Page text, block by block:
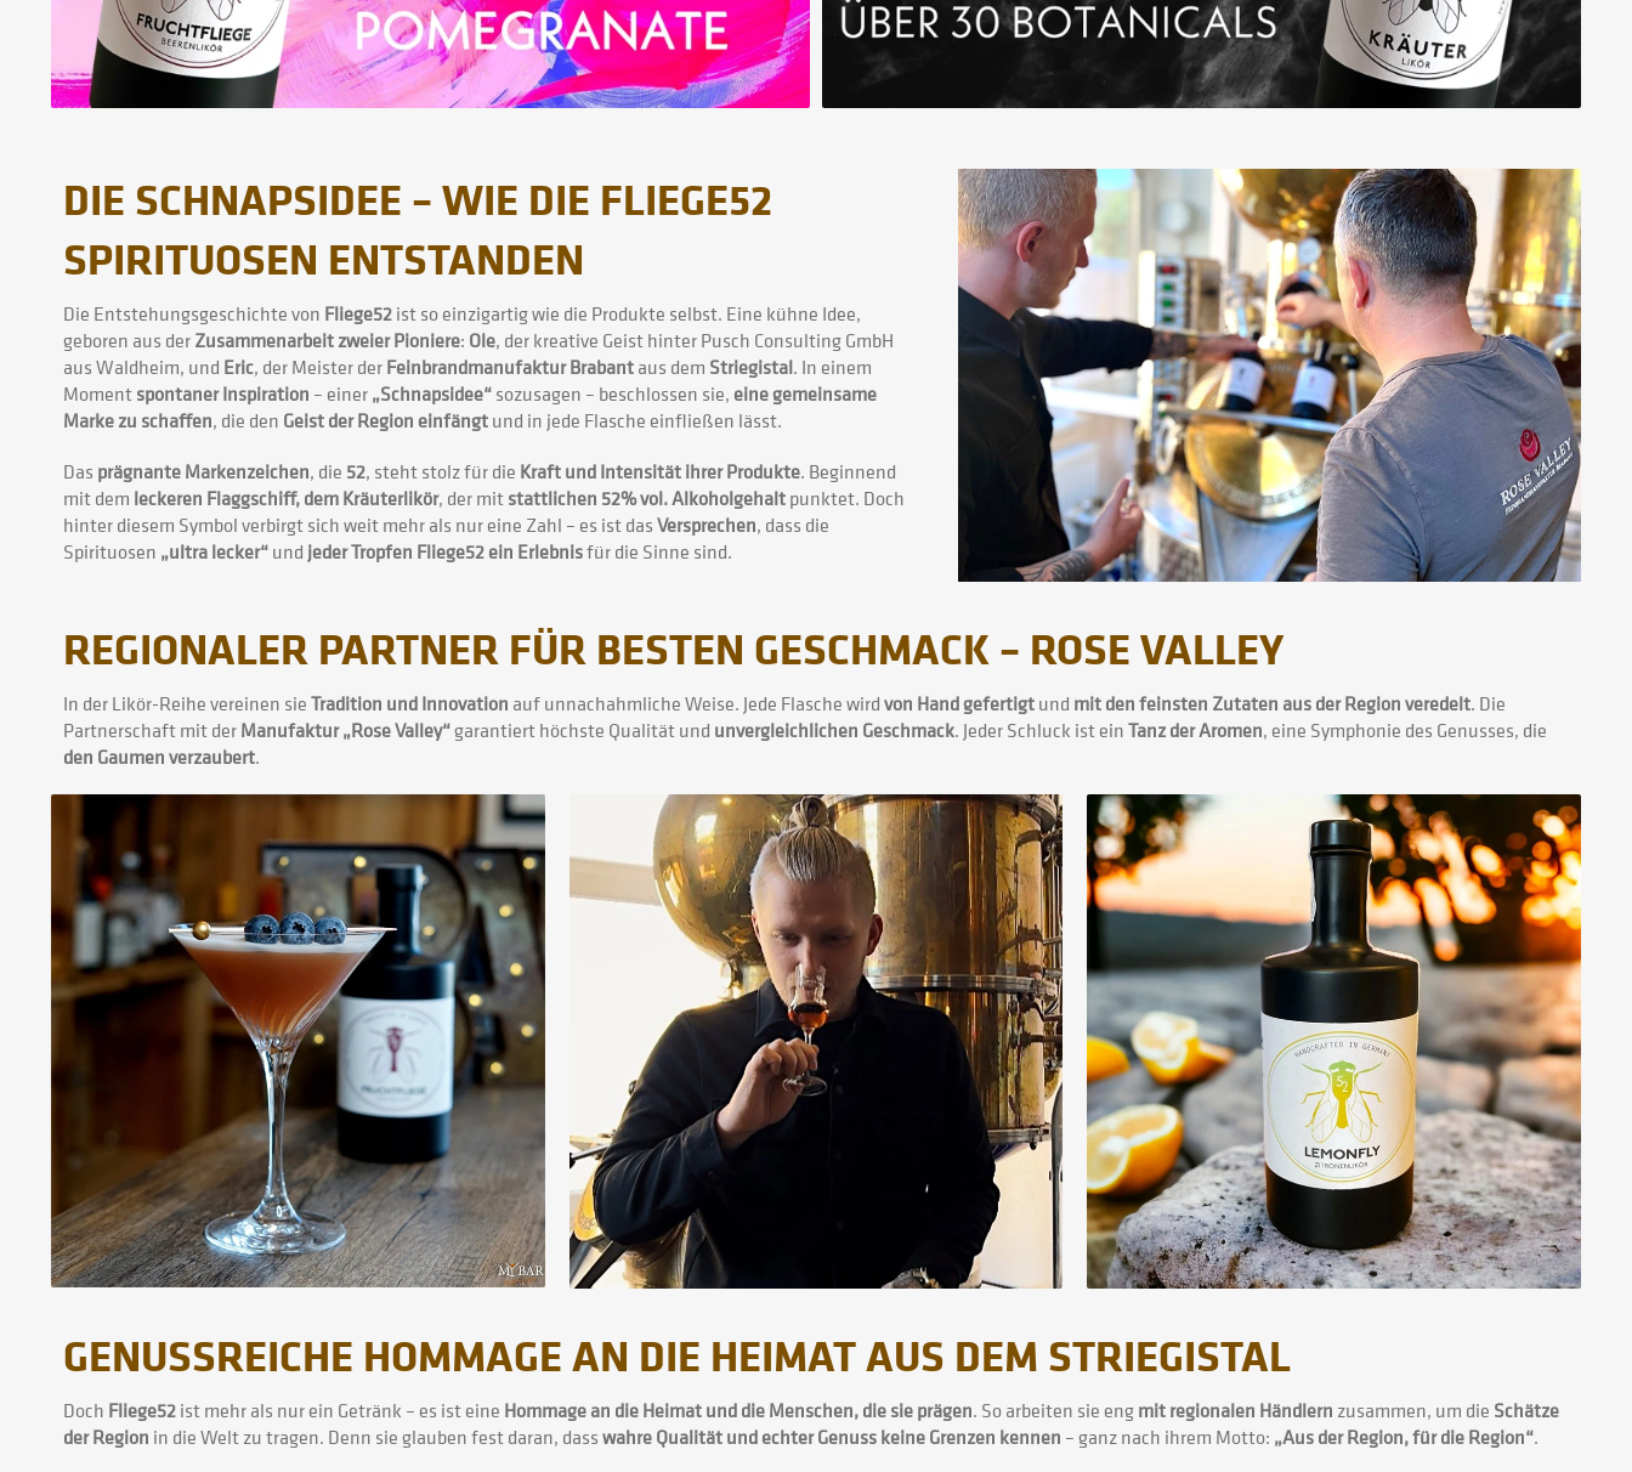
DIE SCHNAPSIDEE – WIE DIE FLIEGE52
SPIRITUOSEN ENTSTANDEN
Die Entstehungsgeschichte von Fliege52ist so einzigartig wie die Produkte selbst. Eine kühne Idee,
geboren aus derZusammenarbeit zweier Pioniere: Ole, der kreative Geist hinter Pusch Consulting GmbH
aus Waldheim, und Eric, der Meister derFeinbrandmanufaktur Brabantaus dem Striegistal. In einem
Momentspontaner Inspiration – einer„Schnapsidee“sozusagen – beschlossen sie, eine gemeinsame
Marke zu schaffen, die den Geist der Region einfängtund in jede Flasche einfließen lässt.
Das prägnante Markenzeichen, die 52, steht stolz für die Kraft und Intensität ihrer Produkte. Beginnend
mit dem leckeren Flaggschiff, dem Kräuterlikör, der mitstattlichen 52% vol. Alkoholgehaltpunktet. Doch
hinter diesem Symbol verbirgt sich weit mehr als nur eine Zahl – es ist dasVersprechen, dass die
Spirituosen „ultra lecker“und jeder Tropfen Fliege52 ein Erlebnisfür die Sinne sind.
REGIONALER PARTNER FÜR BESTEN GESCHMACK – ROSE VALLEY
In der Likör-Reihe vereinen sieTradition und Innovation auf unnachahmliche Weise. Jede Flasche wirdvon Hand gefertigtund mit den feinsten Zutaten aus der Region veredelt. Die
Partnerschaft mit derManufaktur „Rose Valley“garantiert höchste Qualität und unvergleichlichen Geschmack. Jeder Schluck ist einTanz der Aromen, eine Symphonie des Genusses, die
den Gaumen verzaubert.
GENUSSREICHE HOMMAGE AN DIE HEIMAT AUS DEM STRIEGISTAL
Doch Fliege52ist mehr als nur ein Getränk – es ist eine Hommage an die Heimat und die Menschen, die sie prägen. So arbeiten sie engmit regionalen Händlern zusammen, um die Schätze
der Region in die Welt zu tragen. Denn sie glauben fest daran, dasswahre Qualität und echter Genuss keine Grenzen kennen – ganz nach ihrem Motto: „Aus der Region, für die Region“.